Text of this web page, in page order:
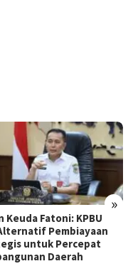
»
Keuda Fatoni: KPBU
Pembiayaan
untuk Percepat
Daerah